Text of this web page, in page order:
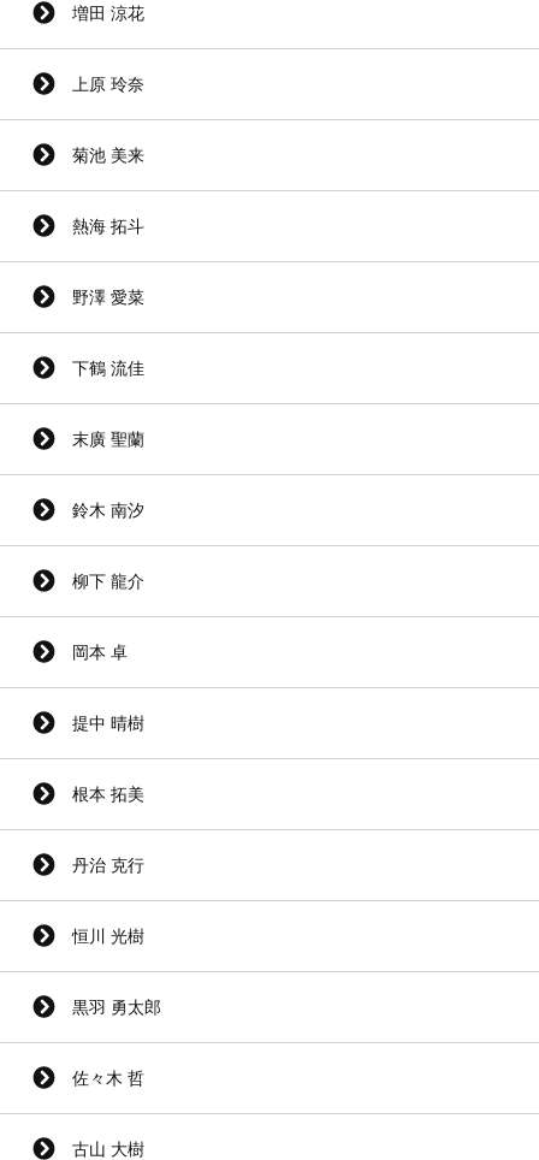
増田 涼花
上原 玲奈
菊池 美来
熱海 拓斗
野澤 愛菜
下鶴 流佳
末廣 聖蘭
鈴木 南汐
柳下 龍介
岡本 卓
提中 晴樹
根本 拓美
丹治 克行
恒川 光樹
黒羽 勇太郎
佐々木 哲
古山 大樹